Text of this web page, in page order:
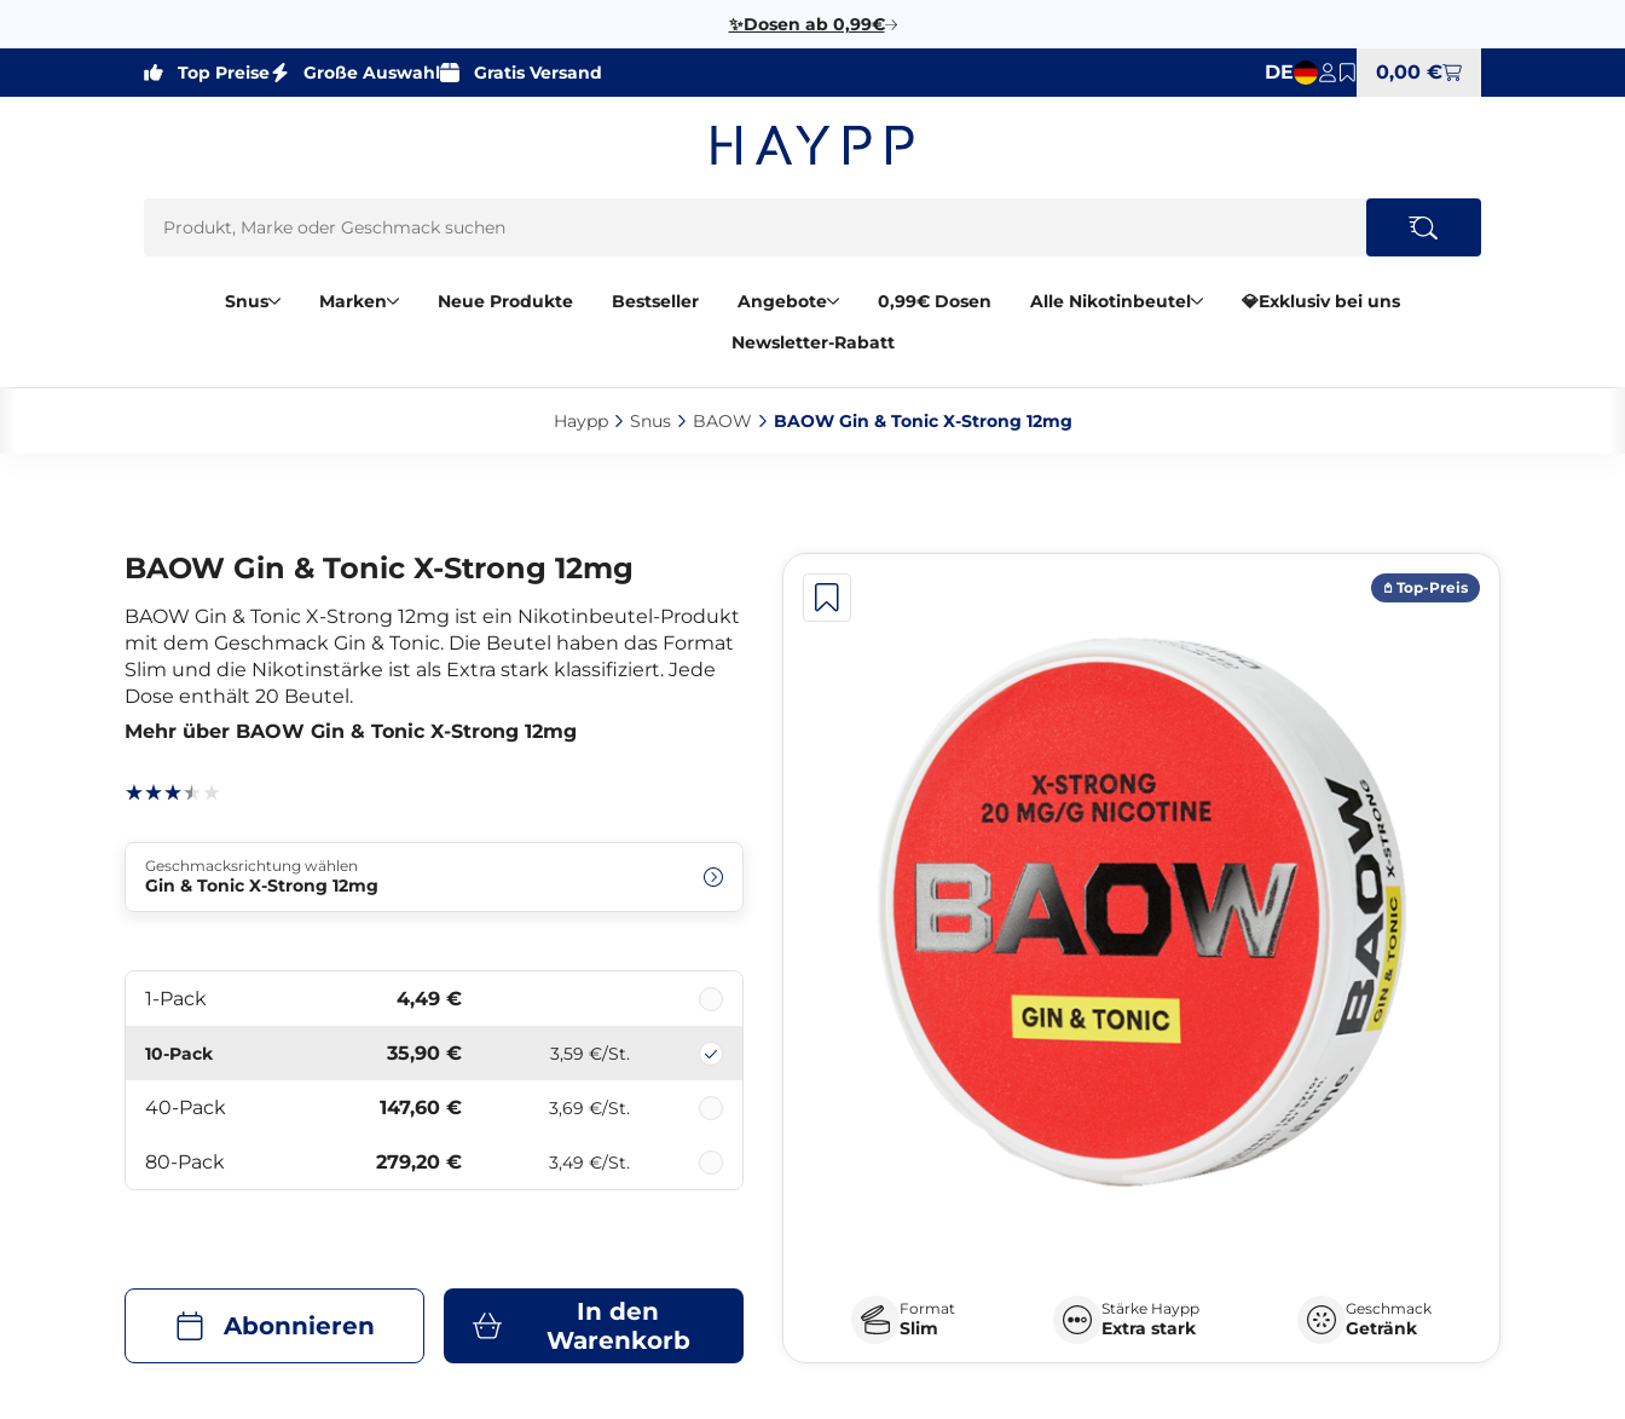
✨Dosen ab 0,99€
Top Preise Große Auswahl Gratis Versand DE 0,00 €
Snus Marken Neue Produkte Bestseller Angebote 0,99€ Dosen Alle Nikotinbeutel
💎Exklusiv bei uns
Newsletter-Rabatt
Haypp‎ Snus‎ BAOW‎ BAOW Gin & Tonic X-Strong 12mg‎
𖤘 Top-Preis
BAOW Gin & Tonic X-Strong 12mg
BAOW Gin & Tonic X-Strong 12mg ist ein Nikotinbeutel-Produkt
mit dem Geschmack Gin & Tonic. Die Beutel haben das Format
Slim und die Nikotinstärke ist als Extra stark klassifiziert. Jede
Dose enthält 20 Beutel.
Mehr über BAOW Gin & Tonic X-Strong 12mg
Format
Slim
Stärke Haypp
Extra stark
Geschmack
Getränk
Geschmacksrichtung wählen
Gin & Tonic X-Strong 12mg
1-Pack 4,49 €
10-Pack 35,90 € 3,59 €/St.
40-Pack 147,60 € 3,69 €/St.
80-Pack 279,20 € 3,49 €/St.
Abonnieren
In den
Warenkorb